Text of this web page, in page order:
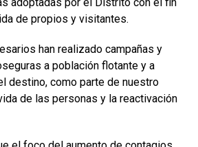
de propios y visitantes.
han realizado campañas y
a población flotante y a
destino, como parte de nuestro
de las personas y la reactivación